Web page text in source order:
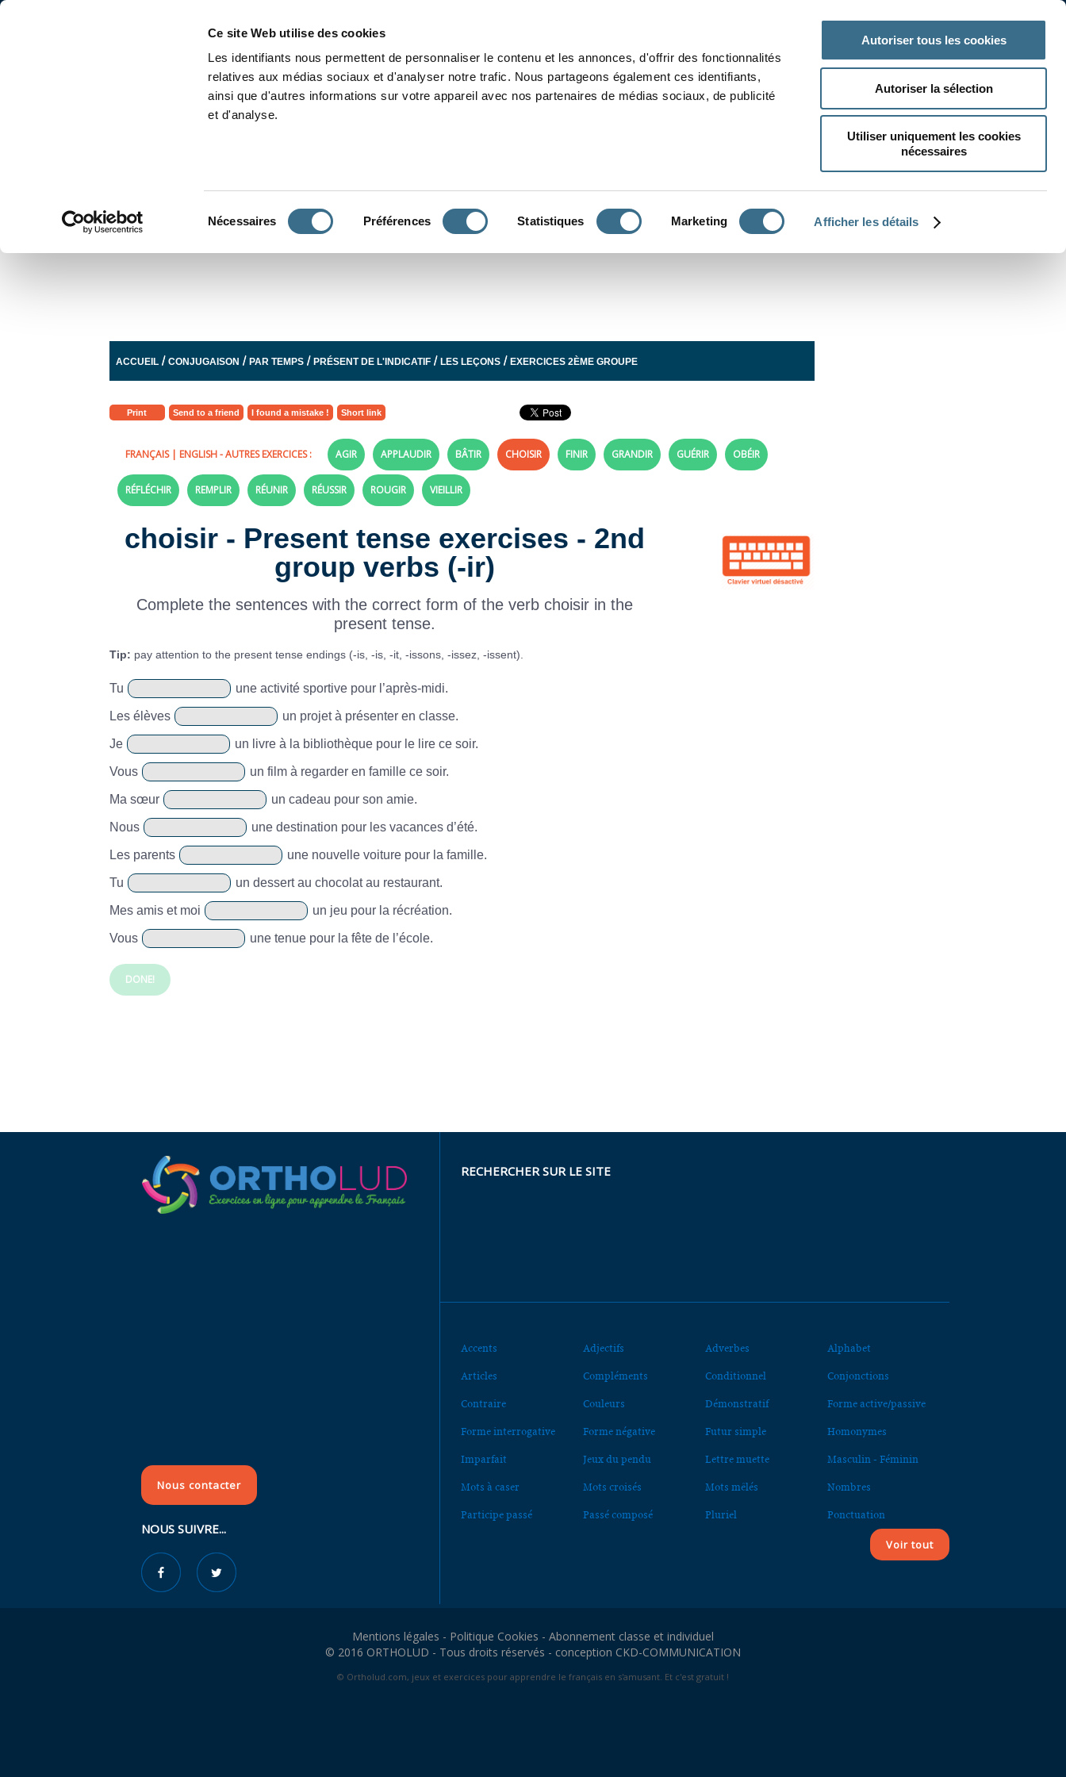
Ce site Web utilise des cookies
Les identifiants nous permettent de personnaliser le contenu et les annonces, d'offrir des fonctionnalités
relatives aux médias sociaux et d'analyser notre trafic. Nous partageons également ces identifiants,
ainsi que d'autres informations sur votre appareil avec nos partenaires de médias sociaux, de publicité
et d'analyse.
Nécessaires Préférences Statistiques Marketing Afficher les détails
Autoriser tous les cookies
Autoriser la sélection
Utiliser uniquement les cookies
nécessaires
ACCUEIL /CONJUGAISON /PAR TEMPS /PRÉSENT DE L'INDICATIF /LES LEÇONS /EXERCICES 2ÈME GROUPE
Print Send to a friend I found a mistake ! Short link
FRANÇAIS| ENGLISH- AUTRES EXERCICES : AGIR APPLAUDIR BÂTIR CHOISIR FINIR GRANDIR GUÉRIR OBÉIR
RÉFLÉCHIR REMPLIR RÉUNIR RÉUSSIR ROUGIR VIEILLIR
choisir - Present tense exercises - 2nd
group verbs (-ir)
Complete the sentences with the correct form of the verb choisir in the
present tense.
Tip: pay attention to the present tense endings (-is, -is, -it, -issons, -issez, -issent).
Tu une activité sportive pour l’après-midi.
Les élèves un projet à présenter en classe.
Je un livre à la bibliothèque pour le lire ce soir.
Vous un film à regarder en famille ce soir.
Ma sœur un cadeau pour son amie.
Nous une destination pour les vacances d’été.
Les parents une nouvelle voiture pour la famille.
Tu un dessert au chocolat au restaurant.
Mes amis et moi un jeu pour la récréation.
Vous une tenue pour la fête de l’école.
DONE!
Nous contacter
NOUS SUIVRE...
RECHERCHER SUR LE SITE
Accents Adjectifs Adverbes Alphabet
Articles Compléments Conditionnel Conjonctions
Contraire Couleurs Démonstratif Forme active/passive
Forme interrogative Forme négative Futur simple Homonymes
Imparfait Jeux du pendu Lettre muette Masculin - Féminin
Mots à caser Mots croisés Mots mêlés Nombres
Participe passé Passé composé Pluriel Ponctuation
Voir tout
Mentions légales - Politique Cookies - Abonnement classe et individuel
© 2016 ORTHOLUD - Tous droits réservés - conception CKD-COMMUNICATION
© Ortholud.com, jeux et exercices pour apprendre le français en s'amusant. Et c'est gratuit !